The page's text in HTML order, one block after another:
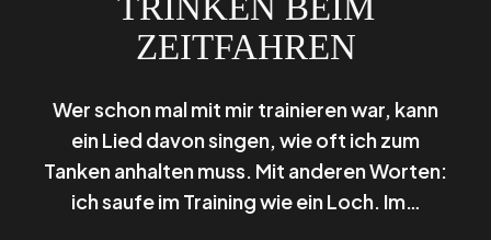
ZEITFAHREN
Wer schon mal mit mir trainieren war, kann
ein Lied davon singen, wie oft ich zum
Tanken anhalten muss. Mit anderen Worten:
ich saufe im Training wie ein Loch. Im…